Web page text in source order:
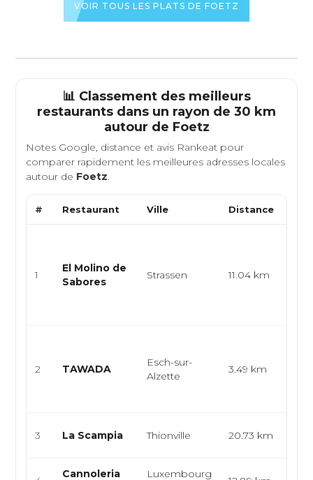
VOIR TOUS LES PLATS DE FOETZ
📊 Classement des meilleurs
restaurants dans un rayon de 30 km
autour de Foetz
Notes Google, distance et avis Rankeat pour
comparer rapidement les meilleures adresses locales
autour de Foetz.
# Restaurant Ville Distance
1
El Molino de
Sabores
Strassen 11.04 km
2 TAWADA
Esch-sur-
Alzette
3.49 km
3 La Scampia Thionville 20.73 km
Cannoleria
Luxembourg